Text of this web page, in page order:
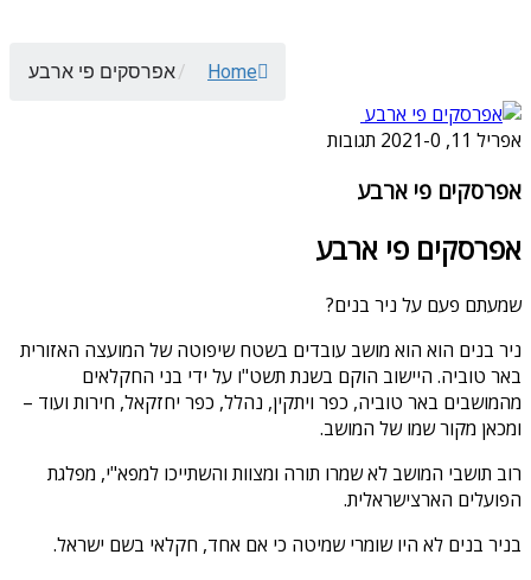
Home
/אפרסקים פי ארבע
אפריל 11, 2021 -0 תגובות
אפרסקים פי ארבע
אפרסקים פי ארבע
שמעתם פעם על ניר בנים?
ניר בנים הוא הוא מושב עובדים בשטח שיפוטה של המועצה האזורית
באר טוביה. היישוב הוקם בשנת תשט"ו על ידי בני החקלאים
מהמושבים באר טוביה, כפר ויתקין, נהלל, כפר יחזקאל, חירות ועוד –
ומכאן מקור שמו של המושב.
רוב תושבי המושב לא שמרו תורה ומצוות והשתייכו למפא"י, מפלגת
הפועלים הארצישראלית.
בניר בנים לא היו שומרי שמיטה כי אם אחד, חקלאי בשם ישראל.